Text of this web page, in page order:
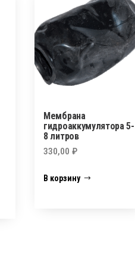
Мембрана
гидроаккумулятора 5-
8 литров
330,00₽
В корзину